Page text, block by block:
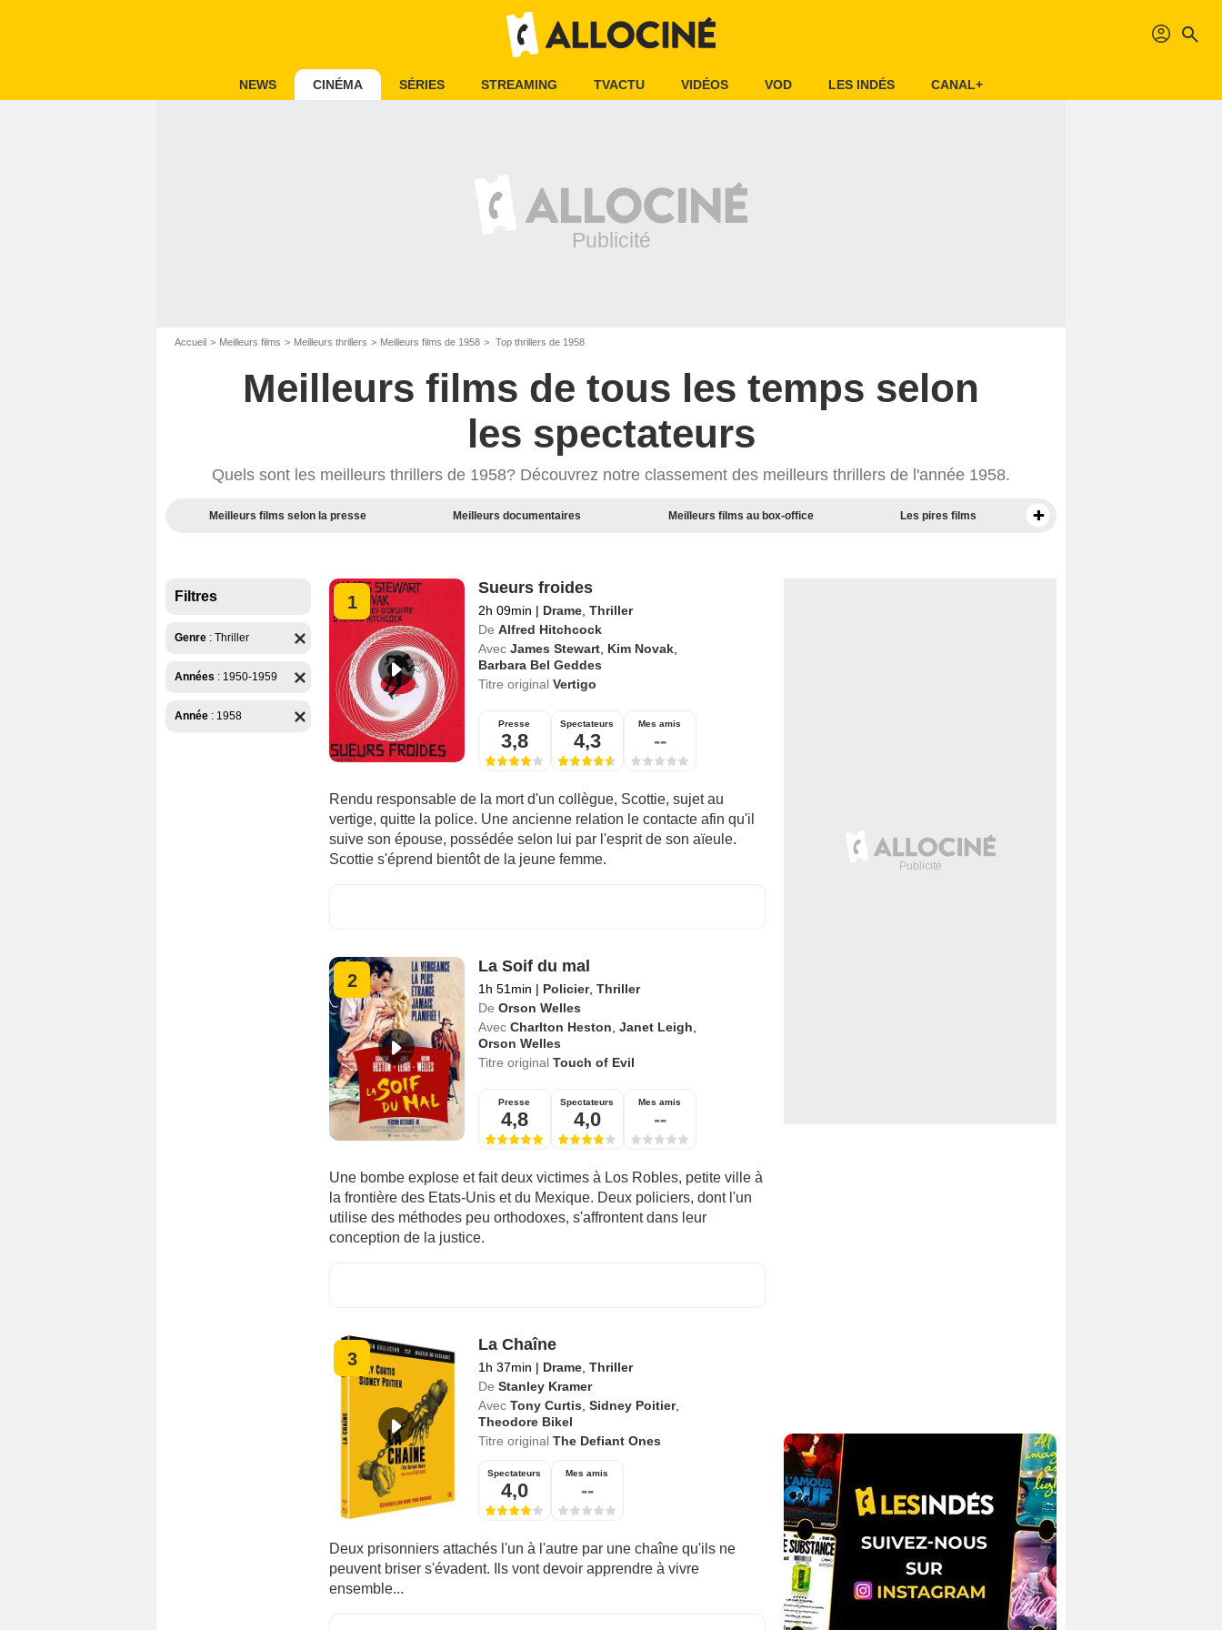
profil search
NEWS CINÉMA SÉRIES STREAMING TVACTU VIDÉOS VOD LES INDÉS CANAL+
Accueil Meilleurs films Meilleurs thrillers Meilleurs films de 1958 Top thrillers de 1958
Meilleurs films de tous les temps selon
les spectateurs
Quels sont les meilleurs thrillers de 1958? Découvrez notre classement des meilleurs thrillers de l'année 1958.
Meilleurs films selon la presse Meilleurs documentaires Meilleurs films au box-office Les pires films
Filtres
Genre : Thriller
Années : 1950-1959
Année : 1958
1
Sueurs froides
2h 09min | Drame, Thriller
De Alfred Hitchcock
Avec James Stewart, Kim Novak,
Barbara Bel Geddes
Titre original Vertigo
Presse
3,8
Spectateurs
4,3
Mes amis
--
Rendu responsable de la mort d'un collègue, Scottie, sujet au
vertige, quitte la police. Une ancienne relation le contacte afin qu'il
suive son épouse, possédée selon lui par l'esprit de son aïeule.
Scottie s'éprend bientôt de la jeune femme.
2
La Soif du mal
1h 51min | Policier, Thriller
De Orson Welles
Avec Charlton Heston Janet Leigh
Orson Welles
Titre original Touch of Evil
Presse
4,8
Spectateurs
4,0
Mes amis
--
Une bombe explose et fait deux victimes à Los Robles, petite ville à
la frontière des Etats-Unis et du Mexique. Deux policiers, dont l'un
utilise des méthodes peu orthodoxes, s'affrontent dans leur
conception de la justice.
3
La Chaîne
1h 37min | Drame, Thriller
De Stanley Kramer
Avec Tony Curtis Sidney Poitier,
Theodore Bikel
Titre original The Defiant Ones
Spectateurs
4,0
Mes amis
--
Deux prisonniers attachés l'un à l'autre par une chaîne qu'ils ne
peuvent briser s'évadent. Ils vont devoir apprendre à vivre
ensemble...